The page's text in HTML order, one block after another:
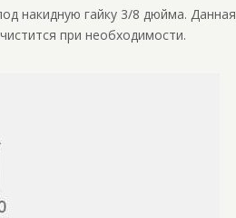
накидную гайку 3/8 дюйма. Данная
при необходимости.